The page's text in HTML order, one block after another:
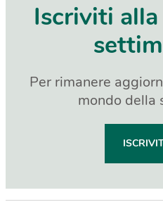
Iscriviti
Per rimanere
mondo della